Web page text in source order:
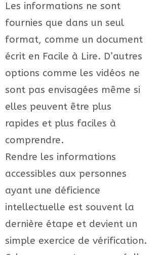
Les informations ne sont
fournies que dans un seul
format, comme un document
écrit en Facile à Lire. D’autres
options comme les vidéos ne
sont pas envisagées même si
elles peuvent être plus
rapides et plus faciles à
comprendre.
Rendre les informations
accessibles aux personnes
ayant une déficience
intellectuelle est souvent la
dernière étape et devient un
simple exercice de vérification.